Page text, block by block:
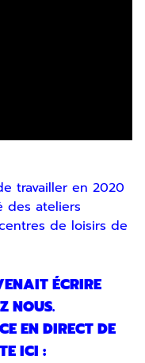
travailler en 2020
des ateliers
de loisirs de
ÉCRIRE
NOUS.
EN DIRECT DE
ICI :